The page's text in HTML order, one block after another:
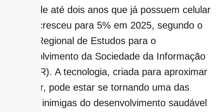
bebês) de até dois anos que já possuem celular
próprio cresceu para 5% em 2025, segundo o
Centro Regional de Estudos para o
Desenvolvimento da Sociedade da Informação
(Cetic.BR). A tecnologia, criada para aproximar
e facilitar, pode estar se tornando uma das
maiores inimigas do desenvolvimento saudável